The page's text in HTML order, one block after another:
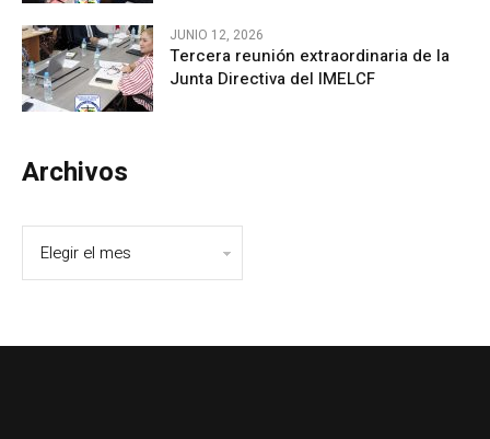
JUNIO 12, 2026
Tercera reunión extraordinaria de la
Junta Directiva del IMELCF
Archivos